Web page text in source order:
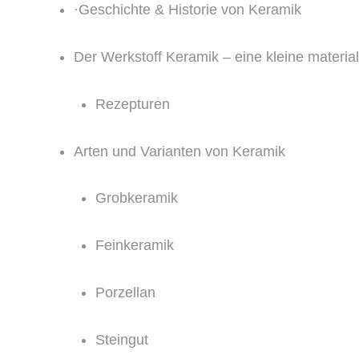
·Geschichte & Historie von Keramik
Der Werkstoff Keramik – eine kleine
Rezepturen
Arten und Varianten von Keramik
Grobkeramik
Feinkeramik
Porzellan
Steingut